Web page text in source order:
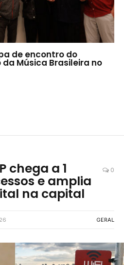
de encontro do
da Música Brasileira no
chega a 1
e amplia
na capital
0
GERAL